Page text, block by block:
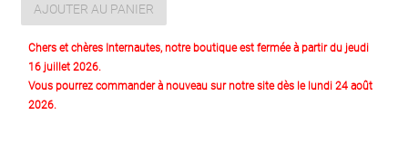
AJOUTER AU PANIER
Chers et chères Internautes, notre boutique est fermée à partir du jeudi
16 juillet 2026.
Vous pourrez commander à nouveau sur notre site dès le lundi 24 août
2026.